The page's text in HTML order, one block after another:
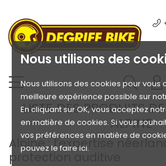
Nous utilisons des
Nous utilisons des cookies pour vous
meilleure expérience possible sur
En cliquant sur OK, vous acceptez
en matière de cookies. Si vous
vos préférences en matière de
pouvez le faire ici.
LISTE DES PRODUITS
ALPINE
Alpine : l’expertise
protection auditive